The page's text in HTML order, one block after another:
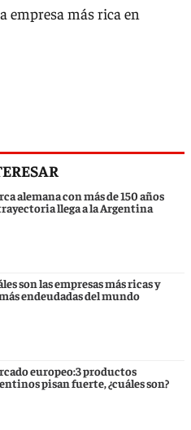
empresa más rica en
alemana con más de 150 años
llega a la Argentina
son las empresas más ricas y
endeudadas del mundo
europeo:3 productos
pisan fuerte, ¿cuáles son?